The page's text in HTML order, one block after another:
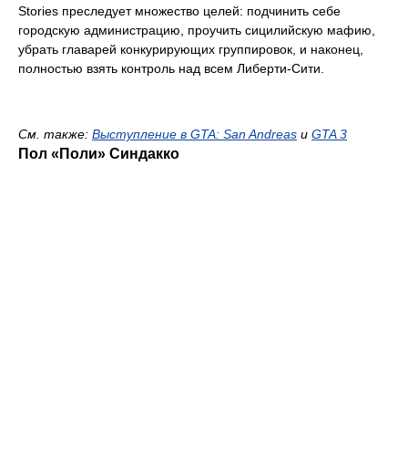
Stories преследует множество целей: подчинить себе
городскую администрацию, проучить сицилийскую мафию,
убрать главарей конкурирующих группировок, и наконец,
полностью взять контроль над всем Либерти-Сити.
См. тaкже: Выступление в GTA: San Andreas и GTA 3
Пол «Поли» Синдакко